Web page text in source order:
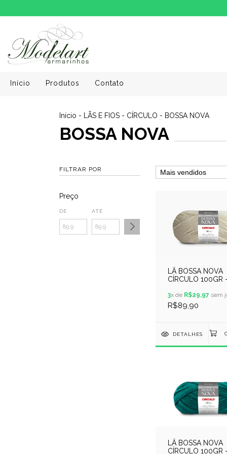
Início Produtos Contato
Início - LÃS E FIOS - CÍRCULO - BOSSA NOVA
BOSSA NOVA
FILTRAR POR
Preço
DE ATÉ
LÃ BOSSA NOVA
CÍRCULO 100GR
NATURAL
3x de R$29,97 sem
R$89,90
DETALHES
LÃ BOSSA NOVA
CÍRCULO 100GR